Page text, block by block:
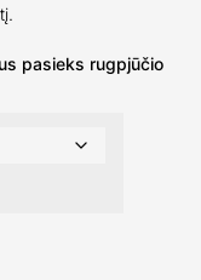
pasieks rugpjūčio